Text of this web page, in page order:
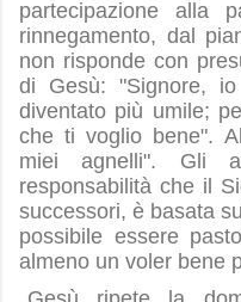
partecipazione alla
rinnegamento, dal
non risponde con
di Gesù: "Signore,
diventato più umile;
che ti voglio bene".
miei agnelli". Gli
responsabilità che il
successori, è basata
possibile essere
almeno un voler bene